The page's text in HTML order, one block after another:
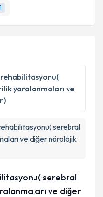
1
ilişkin
verilerimin belirtilen
ediyorum.
Gönder
yaralanmaları ve
serebral
ve diğer nörolojik
serebral
ve diğer